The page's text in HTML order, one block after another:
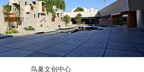
鸟巢文创中心